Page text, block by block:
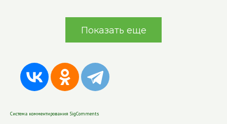
Показать еще
Система комментирования SigComments